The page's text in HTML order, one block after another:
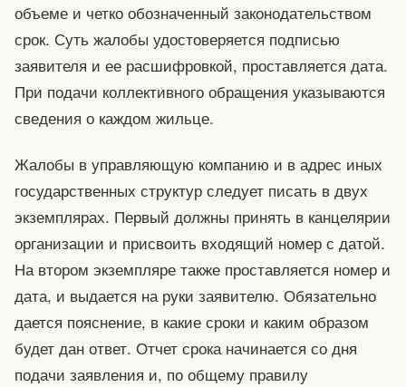
объеме и четко обозначенный законодательством
срок. Суть жалобы удостоверяется подписью
заявителя и ее расшифровкой, проставляется дата.
При подачи коллективного обращения указываются
сведения о каждом жильце.
Жалобы в управляющую компанию и в адрес иных
государственных структур следует писать в двух
экземплярах. Первый должны принять в канцелярии
организации и присвоить входящий номер с датой.
На втором экземпляре также проставляется номер и
дата, и выдается на руки заявителю. Обязательно
дается пояснение, в какие сроки и каким образом
будет дан ответ. Отчет срока начинается со дня
подачи заявления и, по общему правилу